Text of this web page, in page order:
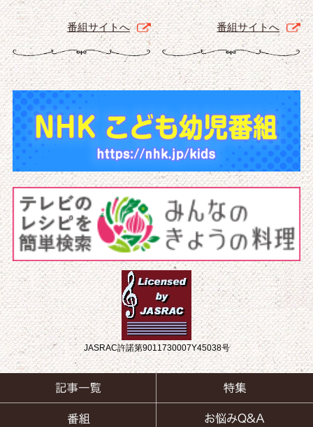
番組サイトへ 番組サイトへ
JASRAC許諾第9011730007Y45038号